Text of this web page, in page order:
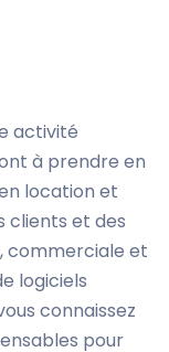
activité
à prendre en
location et
clients et des
commerciale et
logiciels
connaissez
pour